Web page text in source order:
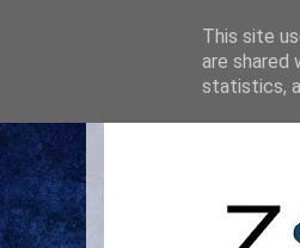
This site
are shared
statistics,